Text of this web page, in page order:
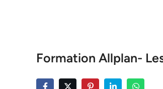
Formation Allplan-